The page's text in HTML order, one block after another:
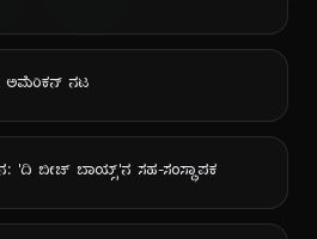
ಅಮೆರಿಕನ್ ನಟ
'ದಿ ಬೀಚ್ ಬಾಯ್ಸ್'ನ ಸಹ-ಸಂಸ್ಥಾಪಕ